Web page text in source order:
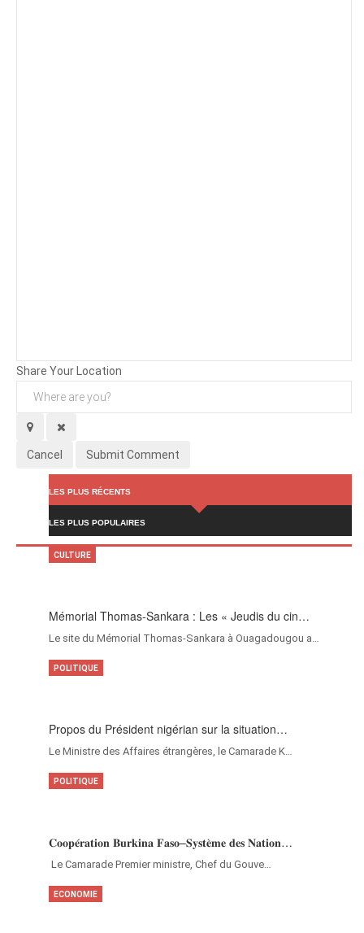
Share Your Location
Cancel Submit Comment
LES PLUS RÉCENTS
LES PLUS POPULAIRES
Mémorial Thomas-Sankara : Les « Jeudis du cin…
Le site du Mémorial Thomas-Sankara à Ouagadougou a…
CULTURE
Propos du Président nigérian sur la situation…
Le Ministre des Affaires étrangères, le Camarade K…
POLITIQUE
𝐂𝐨𝐨𝐩𝐞́𝐫𝐚𝐭𝐢𝐨𝐧 𝐁𝐮𝐫𝐤𝐢𝐧𝐚 𝐅𝐚𝐬𝐨–𝐒𝐲𝐬𝐭𝐞̀𝐦𝐞 𝐝𝐞𝐬 𝐍𝐚𝐭𝐢𝐨𝐧…
‎Le Camarade Premier ministre, Chef du Gouve…
POLITIQUE
ECONOMIE